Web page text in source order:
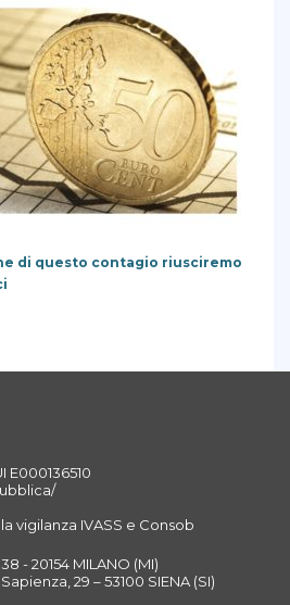
di questo contagio riusciremo
E000136510
vigilanza IVASS e Consob
- 20154 MILANO (MI)
29 – 53100 SIENA (SI)